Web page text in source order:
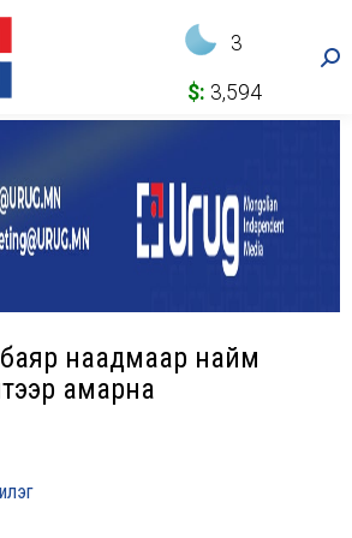
3
$: 3,594
наадмаар найм
амарна